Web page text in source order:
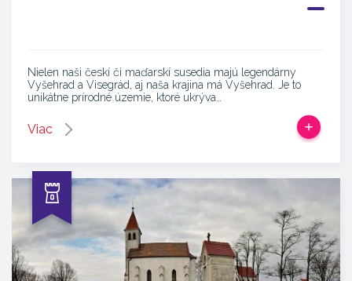
Nielen naši českí či maďarskí susedia majú legendárny
Vyšehrad a Visegrád, aj naša krajina má Vyšehrad. Je to
unikátne prírodné územie, ktoré ukrýva…
Viac